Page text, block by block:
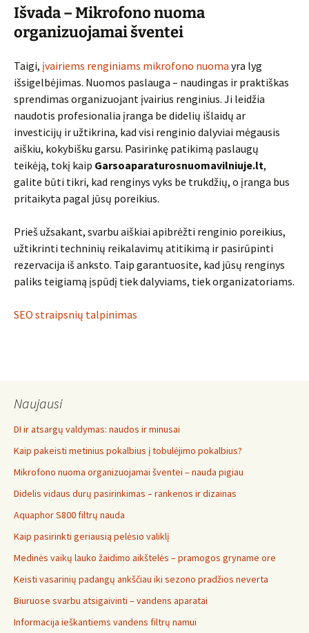
Išvada – Mikrofono nuoma
organizuojamai šventei
Taigi, įvairiems renginiams mikrofono nuoma yra lyg
išsigelbėjimas. Nuomos paslauga – naudingas ir praktiškas
sprendimas organizuojant įvairius renginius. Ji leidžia
naudotis profesionalia įranga be didelių išlaidų ar
investicijų ir užtikrina, kad visi renginio dalyviai mėgausis
aiškiu, kokybišku garsu. Pasirinkę patikimą paslaugų
teikėją, tokį kaip Garsoaparaturosnuomavilniuje.lt,
galite būti tikri, kad renginys vyks be trukdžių, o įranga bus
pritaikyta pagal jūsų poreikius.
Prieš užsakant, svarbu aiškiai apibrėžti renginio poreikius,
užtikrinti techninių reikalavimų atitikimą ir pasirūpinti
rezervacija iš anksto. Taip garantuosite, kad jūsų renginys
paliks teigiamą įspūdį tiek dalyviams, tiek organizatoriams.
SEO straipsnių talpinimas
Naujausi
DI ir atsargų valdymas: naudos ir minusai
Kaip pakeisti metinius pokalbius į tobulėjimo pokalbius?
Mikrofono nuoma organizuojamai šventei – nauda pigiau
Didelis vidaus durų pasirinkimas – rankenos ir dizainas
Aquaphor S800 filtrų nauda
Kaip pasirinkti geriausią pelėsio valiklį
Medinės vaikų lauko žaidimo aikštelės – pramogos gryname ore
Keisti vasarinių padangų ankščiau iki sezono pradžios neverta
Biuruose svarbu atsigaivinti – vandens aparatai
Informacija ieškantiems vandens filtrų namui